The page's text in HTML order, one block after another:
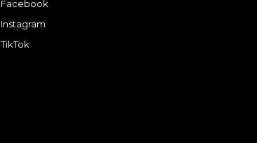
Facebook
Instagram
TikTok